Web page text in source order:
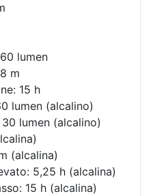
lumen
m
15 h
lumen (alcalino)
lumen (alcalino)
(alcalina)
5,25 h (alcalina)
15 h (alcalina)